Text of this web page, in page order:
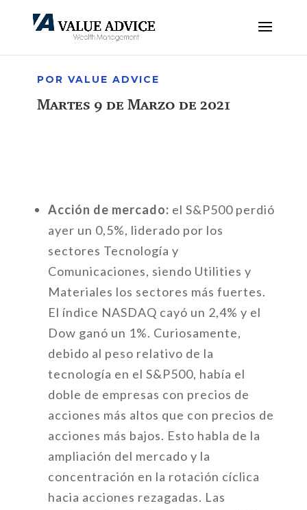
POR VALUE ADVICE
Martes 9 de Marzo de 2021
Acción de mercado: el S&P500 perdió
ayer un 0,5%, liderado por los
sectores Tecnología y
Comunicaciones, siendo Utilities y
Materiales los sectores más fuertes.
El índice NASDAQ cayó un 2,4% y el
Dow ganó un 1%. Curiosamente,
debido al peso relativo de la
tecnología en el S&P500, había el
doble de empresas con precios de
acciones más altos que con precios de
acciones más bajos. Esto habla de la
ampliación del mercado y la
concentración en la rotación cíclica
hacia acciones rezagadas. Las